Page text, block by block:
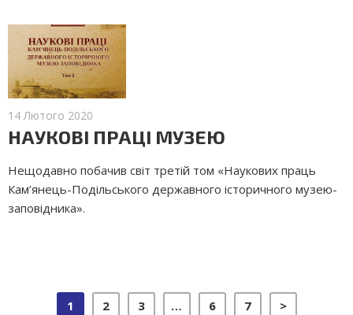
14 Лютого 2020
НАУКОВІ ПРАЦІ МУЗЕЮ
Нещодавно побачив світ третій том «Наукових праць
Кам’янець-Подільського державного історичного музею-
заповідника».
1 2 3 … 6 7 >